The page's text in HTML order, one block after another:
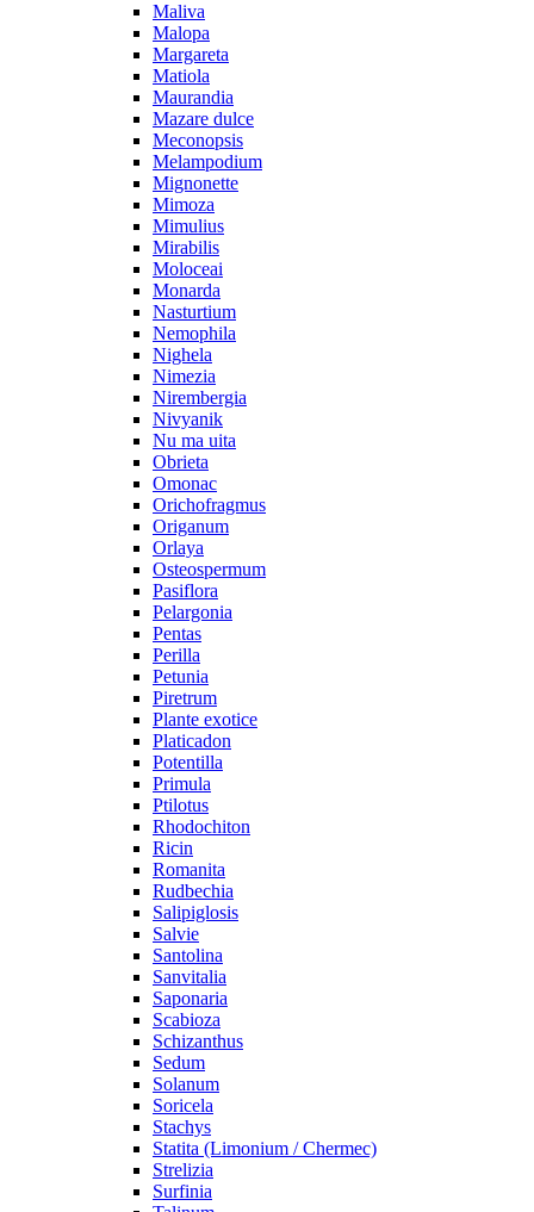
Maliva
Malopa
Margareta
Matiola
Maurandia
Mazare dulce
Meconopsis
Melampodium
Mignonette
Mimoza
Mimulius
Mirabilis
Moloceai
Monarda
Nasturtium
Nemophila
Nighela
Nimezia
Nirembergia
Nivyanik
Nu ma uita
Obrieta
Omonac
Orichofragmus
Origanum
Orlaya
Osteospermum
Pasiflora
Pelargonia
Pentas
Perilla
Petunia
Piretrum
Plante exotice
Platicadon
Potentilla
Primula
Ptilotus
Rhodochiton
Ricin
Romanita
Rudbechia
Salipiglosis
Salvie
Santolina
Sanvitalia
Saponaria
Scabioza
Schizanthus
Sedum
Solanum
Soricela
Stachys
Statita (Limonium / Chermec)
Strelizia
Surfinia